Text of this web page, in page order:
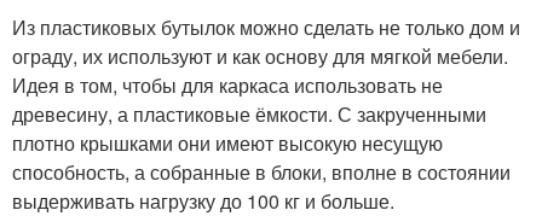
Из пластиковых бутылок можно сделать не только дом и
ограду, их используют и как основу для мягкой мебели.
Идея в том, чтобы для каркаса использовать не
древесину, а пластиковые ёмкости. С закрученными
плотно крышками они имеют высокую несущую
способность, а собранные в блоки, вполне в состоянии
выдерживать нагрузку до 100 кг и больше.